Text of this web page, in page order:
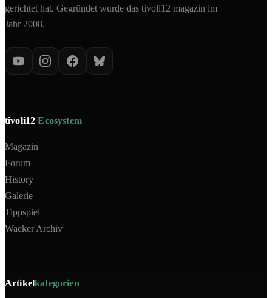
gerichtet hat. Gegründet wurde das tivoli12 magazin im
Jahr 2008.
tivoli12Ecosystem
Magazin
Forum
History
Galerie
Tippspiel
Wacker Archiv
Artikelkategorien